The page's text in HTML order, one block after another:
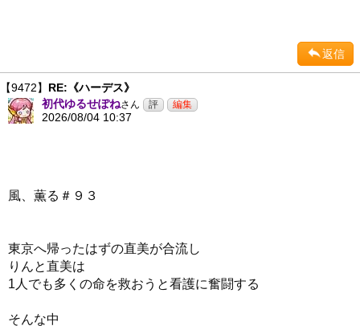
返信
【9472】 RE:《ハーデス》
初代ゆるせぽねさん
2026/08/04 10:37
風、薫る＃９３
東京へ帰ったはずの直美が合流し
りんと直美は
1人でも多くの命を救おうと看護に奮闘する
そんな中